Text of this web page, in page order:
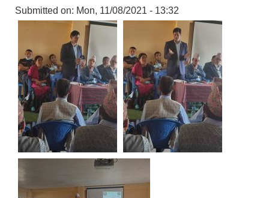
Submitted on: Mon, 11/08/2021 - 13:32